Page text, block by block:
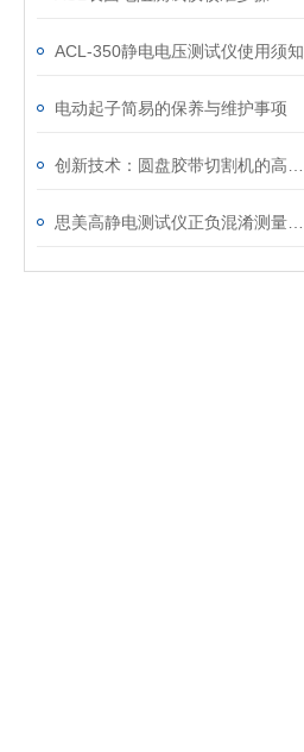
ACL-350静电电压测试仪使用须知
电动起子简易的保养与维护事项